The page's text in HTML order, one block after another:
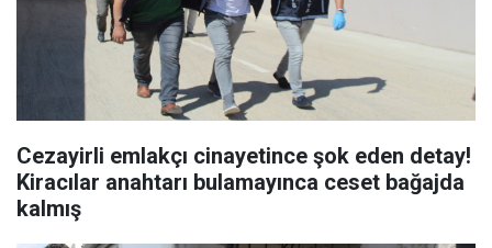
Cezayirli emlakçı cinayetince şok eden detay!
Kiracılar anahtarı bulamayınca ceset bağajda
kalmış